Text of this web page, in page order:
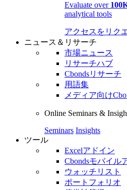
Evaluate over
analytical tools
アクセスをリク
ニュース＆リサーチ
市場ニュース
リサーチハブ
Cbondsリサーチ
用語集
メディア向け
Online Seminars &
Seminars Insights
ツール
Excelアドイン
Cbondsモバイル
ウォッチリスト
ポートフォリオ